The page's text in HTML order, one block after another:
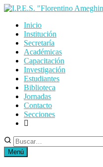
Skip
contentInicio
Institución
Secretaría
Académicas
Capacitación
Investigación
Estudiantes
Biblioteca
Jornadas
Contacto
Secciones
Menú